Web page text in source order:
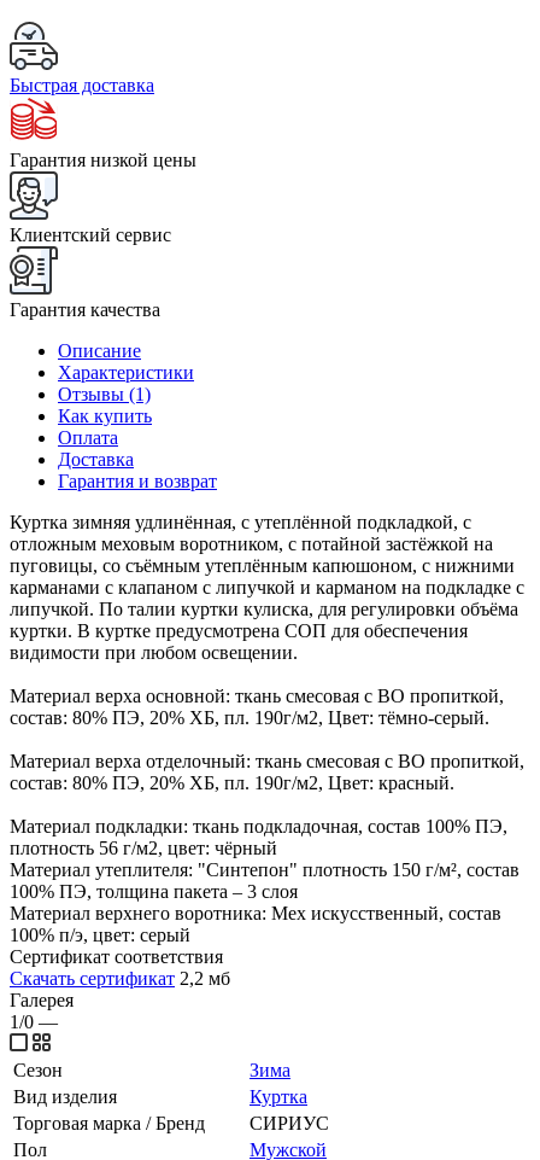
Быстрая доставка
Гарантия низкой цены
Клиентский сервис
Гарантия качества
Описание
Характеристики
Отзывы (1)
Как купить
Оплата
Доставка
Гарантия и возврат
Куртка зимняя удлинённая, с утеплённой подкладкой, с
отложным меховым воротником, с потайной застёжкой на
пуговицы, со съёмным утеплённым капюшоном, с нижними
карманами с клапаном с липучкой и карманом на подкладке с
липучкой. По талии куртки кулиска, для регулировки объёма
куртки. В куртке предусмотрена СОП для обеспечения
видимости при любом освещении.
Материал верха основной: ткань смесовая с ВО пропиткой,
состав: 80% ПЭ, 20% ХБ, пл. 190г/м2, Цвет: тёмно-серый.
Материал верха отделочный: ткань смесовая с ВО пропиткой,
состав: 80% ПЭ, 20% ХБ, пл. 190г/м2, Цвет: красный.
Материал подкладки: ткань подкладочная, состав 100% ПЭ,
плотность 56 г/м2, цвет: чёрный
Материал утеплителя: "Синтепон" плотность 150 г/м², состав
100% ПЭ, толщина пакета – 3 слоя
Материал верхнего воротника: Мех искусственный, состав
100% п/э, цвет: серый
Сертификат соответствия
Скачать сертификат 2,2 мб
Галерея
1/0 —
Сезон
Зима
Вид изделия
Куртка
Торговая марка / Бренд
СИРИУС
Пол
Мужской